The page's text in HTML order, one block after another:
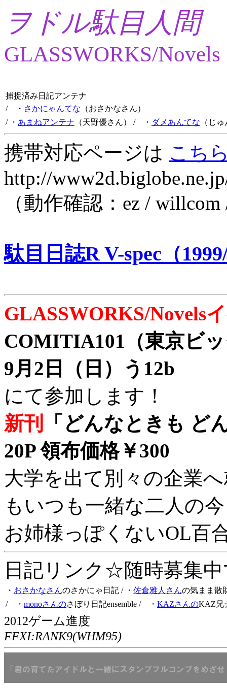
ヲドル駄目人間
GLASSWORKS/Novels
捕捉済み日記アンテナ
/ ・ さかにゃんてな （おさかなさん）
/ ・ あまねアンテナ （天野優さん） / ・ ダメあんてな （じ
携帯対応ページは こち
http://
（動作確認：ez /
駄目日誌R V-spec（
GLASSWORKS/Novels
COMITIA101（東京ビ
9月2日（日）う12b
にて参加します！
新刊
「どんなときも ど
20P 領布価格￥300
大学を出て別々の企業
もいつも一緒な二人の
お姉様っぽくないOL百
日記リンク☆随時募集
・ おさかなさんのさかにゃ日記 / ・ 佐倉雅人さんの気まま散
/ ・ monoさんのさぼり日記ensemble / ・ KAZさんのKAZ兄
2012ゲーム進度
FFXI:RANK9(WHM95)